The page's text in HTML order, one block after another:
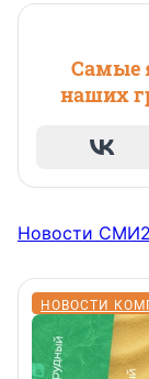
Самые
наших
Новости СМИ2
НОВОСТИ